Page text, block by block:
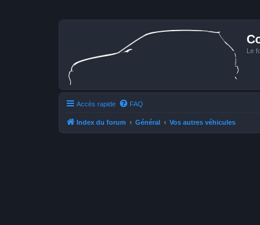
Le
Accès rapide FAQ
Index du forum Général Vos autres véhicules